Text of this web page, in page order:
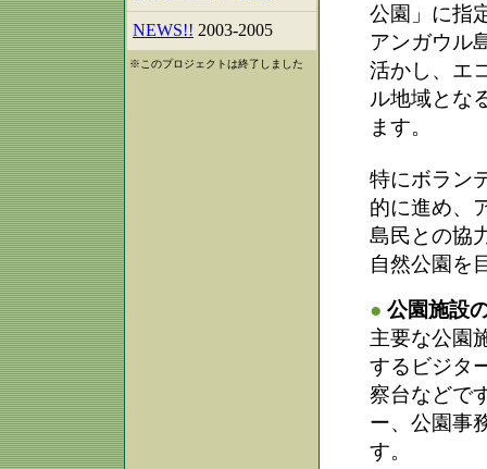
NEWS!! 2003-2005
※このプロジェクトは終了しました
公園」に指
アンガウル
活かし、エ
ル地域とな
ます。
特にボラン
的に進め、
島民との協
自然公園を
● 公園施設
主要な公園
するビジタ
察台などで
ー、公園事
す。